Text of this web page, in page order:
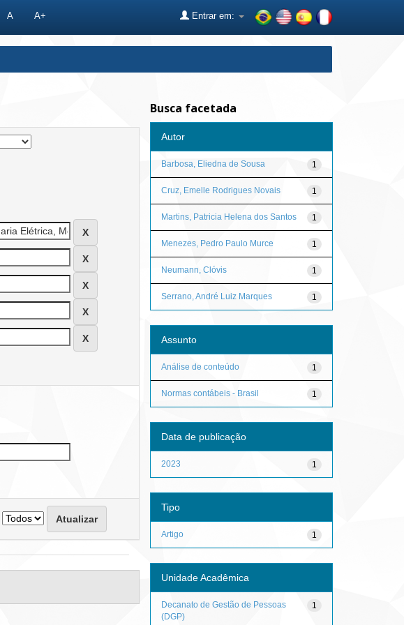
A A+ Entrar em:
Busca facetada
Autor
1
Barbosa, Eliedna de Sousa
1
Cruz, Emelle Rodrigues Novais
1
Martins, Patricia Helena dos Santos
1
Menezes, Pedro Paulo Murce
1
Neumann, Clóvis
1
Serrano, André Luiz Marques
Assunto
1
Análise de conteúdo
1
Normas contábeis - Brasil
Data de publicação
1
2023
Tipo
1
Artigo
Unidade Acadêmica
1
Decanato de Gestão de Pessoas
(DGP)